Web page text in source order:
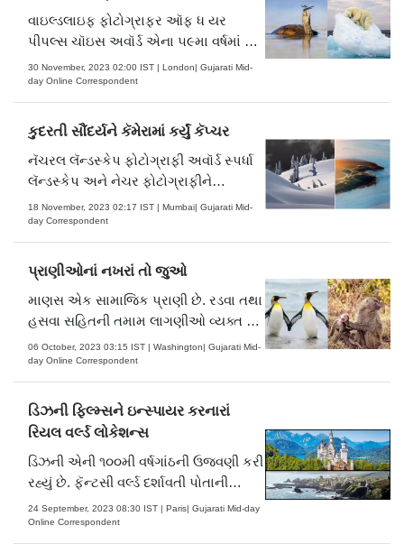
વાઇલ્ડલાઇફ ફોટોગ્રાફર ઑફ ધ યર
પીપલ્સ ચૉઇસ અવૉર્ડ એના ૫૯મા વર્ષમાં છે.
ઇન્ટરનૅશનલ જજ પૅનલ અને નૅશનલ
હિસ્ટરી મ્યુઝિયમ તરફથી ૫૦,૦૦૦
એન્ટ્રીમાંથી ૨૫ ફોટોગ્રાફ્સ સિલેક્ટ
કરવામાં આવ્યા છે, જેમાં પેન્ગ્વિન, ઊંઘ
કાઢતું પોલર બેર અને ત્રણ સિંહોના ફોટોને
ઉચ્ચ સ.....
30 November, 2023 02:00 IST | London| Gujarati Mid-
day Online Correspondent
કુદરતી સૌંદર્યને કૅમેરામાં કર્યું ​કૅપ્ચર
નૅચરલ લૅન્ડસ્કેપ ફોટોગ્રાફી અવૉર્ડ સ્પર્ધા
લૅન્ડસ્કેપ અને નેચર ફોટોગ્રાફીને
પ્રોત્સાહન આપવા ડિજિટલ અને ફિલ્મ
ફોટોગ્રાફર માટે શરૂ કરવામાં આવી છે,
જેઓ તેમના કામમાં વાસ્તવિકતાને મહત્ત્વ
આપે છે. આ વર્ષની ૨૦૨૩ની સ્પર્ધામાં ૫૪
દેશોમાં રહેતા ૧૦૨૩ ફોટોગ્રાફર.....
18 November, 2023 02:17 IST | Mumbai| Gujarati Mid-
day Correspondent
પ્રાણીઓનાં નખરાં તો જુઓ
માણસ એક સામાજિક પ્રાણી છે. રડવા તથા
હસવા સહિતની તમામ લાગણીઓ વ્યક્ત કરે
છે, પરંતુ બીજાં પ્રાણીઓ પણ કંઈ કમ નથી
હોતાં. એ વાતની આપણે કૉમેડી વાઇલ્ડલાઇફ
ફોટોગ્રાફી અવૉર્ડની ફાઇનલ માટે પસંદ
થયેલા ફોટોગ્રાફને જોઈએ તો ખબર પડે.
આ સ્પર્ધામાં પ્રોફેશનલ અને અમૅચ્.....
06 October, 2023 03:15 IST | Washington| Gujarati Mid-
day Online Correspondent
ડિઝની ફિલ્મ્સને ઇન્સ્પાયર કરનારાં
રિયલ વર્લ્ડ લોકેશન્સ
ડિઝની એની ૧૦૦મી વર્ષગાંઠની ઉજવણી કરી
રહ્યું છે. ફૅન્ટસી વર્લ્ડ દર્શાવતી પોતાની
પટકથાઓથી જાણીતી ધ વૉલ્ટ ડિઝની
કંપનીએ યુરોપ, મધ્ય પૂર્વ અને આફ્રિકામાં
૩૦ સ્થાનોની યાદી જાહેર કરી છે, જેણે
24 September, 2023 08:30 IST | Paris| Gujarati Mid-day
Online Correspondent